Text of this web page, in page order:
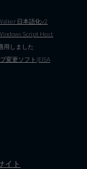
日本語化v2
Script Host
用しました
変更ソフト(EISA
イト